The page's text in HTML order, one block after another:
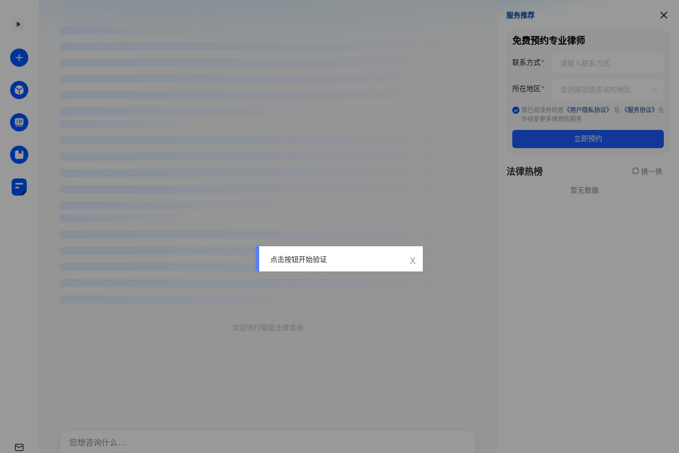
欢迎进行智能法律咨询
服务推荐
服务推荐
免费预约专业律师
联系方式
所在地区
我已阅读并同意 《用户隐私协议》 及 《服务协议》 允
许接受更多律师的服务
立即预约
法律热榜 换一换
暂无数据
点击按钮开始验证 x